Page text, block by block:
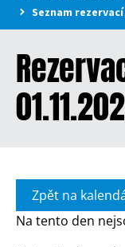
Seznam rezervací
Zpět na
Na tento den